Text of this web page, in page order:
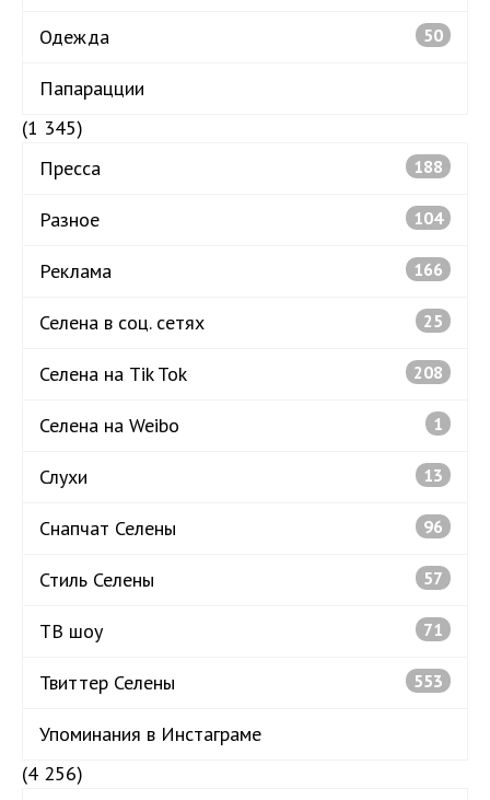
Одежда 50
Папарацции
(1 345)
Пресса
188
Разное 104
Реклама 166
Селена в соц. сетях 25
Селена на Tik Tok 208
Селена на Weibo 1
Слухи 13
Снапчат Селены 96
Стиль Селены 57
ТВ шоу 71
Твиттер Селены 553
Упоминания в Инстаграме
(4 256)